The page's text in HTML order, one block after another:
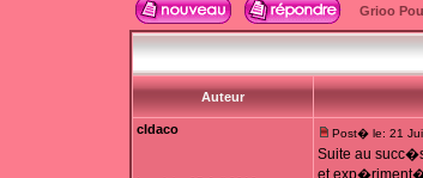
Grioo
Auteur
cldaco Post� le: 21
Suite au
et